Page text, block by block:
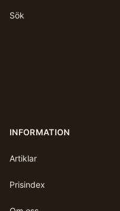
Sök
INFORMATION
Artiklar
Prisindex